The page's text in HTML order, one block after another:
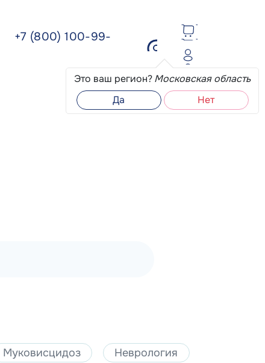
+7 (800) 100-99-
Это ваш регион?Московская область
Да
Нет
Муковисцидоз Неврология